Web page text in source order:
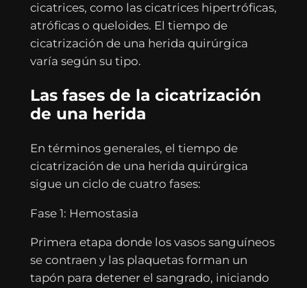
cicatrices, como las cicatrices hipertróficas,
atróficas o queloides. El tiempo de
cicatrización de una herida quirúrgica
varía según su tipo.
Las fases de la cicatrización
de una herida
En términos generales, el tiempo de
cicatrización de una herida quirúrgica
sigue un ciclo de cuatro fases:
Fase 1: Hemostasia
Primera etapa donde los vasos sanguíneos
se contraen y las plaquetas forman un
tapón para detener el sangrado, iniciando